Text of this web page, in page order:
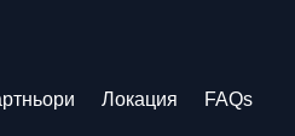
Локация FAQs